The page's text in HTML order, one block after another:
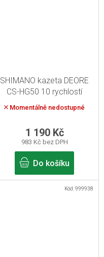
SHIMANO kazeta DEORE
CS-HG50 10 rychlostí
Momentálně nedostupné
983 Kč bez DPH
1 190 Kč
Do košíku
Kód:999938